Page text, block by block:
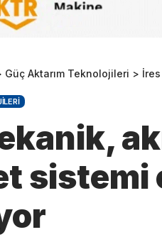
Güç Aktarım Teknolojileri > İres